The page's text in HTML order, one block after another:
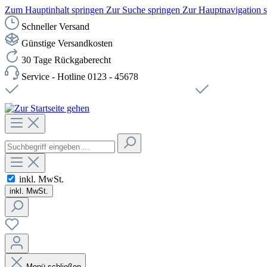
Zum Hauptinhalt springen Zur Suche springen Zur Hauptnavigation
Schneller Versand
Günstige Versandkosten
30 Tage Rückgaberecht
Service - Hotline 0123 - 45678
inkl. MwSt.
inkl. MwSt.